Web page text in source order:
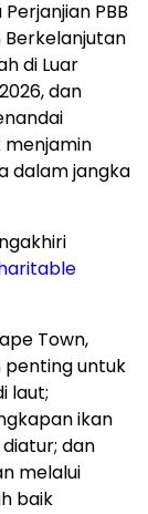
PBB
di Luar
dan
menjamin
dalam jangka
Town,
untuk
laut;
ikan
dan
melalui
baik